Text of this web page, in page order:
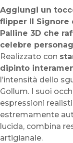
Aggiungi un
flipper Il Signore
Palline 3D che
celebre
Realizzato con
dipinto
l’intensità dello
Gollum. I suoi
espressioni
estremamente
lucida, combina
artigianale.